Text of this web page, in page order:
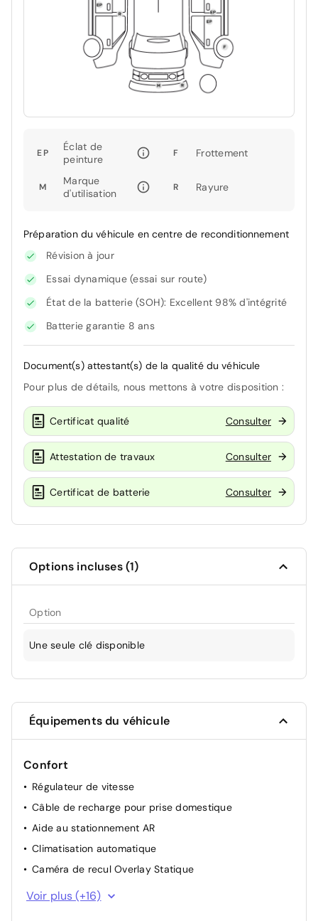
EP
Éclat de
peinture
F Frottement
M
Marque
d'utilisation
R Rayure
Préparation du véhicule en centre de reconditionnement
Révision à jour
Essai dynamique (essai sur route)
État de la batterie (SOH): Excellent 98% d'intégrité
Batterie garantie 8 ans
Document(s) attestant(s) de la qualité du véhicule
Pour plus de détails, nous mettons à votre disposition :
Certificat qualité Consulter
Attestation de travaux Consulter
Certificat de batterie Consulter
Options incluses (1)
Option
Une seule clé disponible
Équipements du véhicule
Confort
Régulateur de vitesse
Câble de recharge pour prise domestique
Aide au stationnement AR
Climatisation automatique
Caméra de recul Overlay Statique
Chargeur embarqué 11kW (correspond à un chargeur
mais pas un câble, permettant au véhicule de
Voir plus (+16)